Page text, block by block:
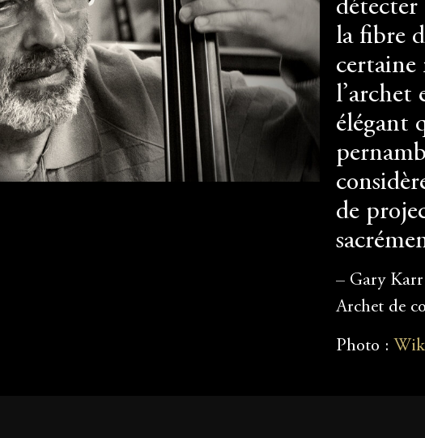
la fibre
certaine
l’archet
élégant
de
– Gary Karr
Archet de
Photo :